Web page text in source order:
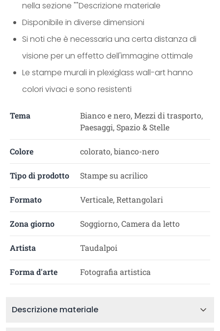
nella sezione ""Descrizione materiale
Disponibile in diverse dimensioni
Si noti che è necessaria una certa distanza di
visione per un effetto dell'immagine ottimale
Le stampe murali in plexiglass wall-art hanno
colori vivaci e sono resistenti
Tema
Bianco e nero, Mezzi di trasporto,
Paesaggi, Spazio & Stelle
Colore colorato, bianco-nero
Tipo di prodotto Stampe su acrilico
Formato Verticale, Rettangolari
Zona giorno Soggiorno, Camera da letto
Artista Taudalpoi
Forma d'arte Fotografia artistica
Descrizione materiale